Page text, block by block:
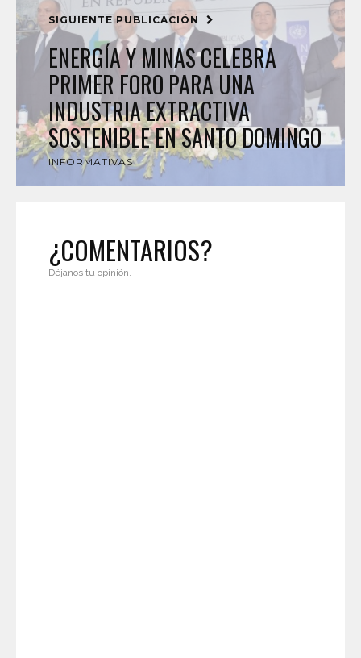
SIGUIENTE PUBLICACIÓN
ENERGÍA Y MINAS CELEBRA
PRIMER FORO PARA UNA
INDUSTRIA EXTRACTIVA
SOSTENIBLE EN SANTO DOMINGO
INFORMATIVAS
¿COMENTARIOS?
Déjanos tu opinión.